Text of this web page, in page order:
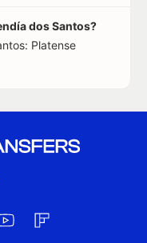
dos Santos?
Platense